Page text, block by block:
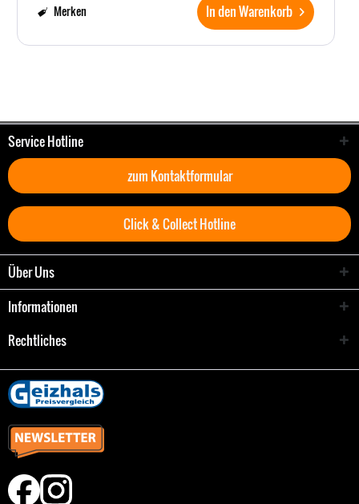
In den Warenkorb
Merken
Service Hotline
zum Kontaktformular
Click & Collect Hotline
Über Uns
Informationen
Rechtliches